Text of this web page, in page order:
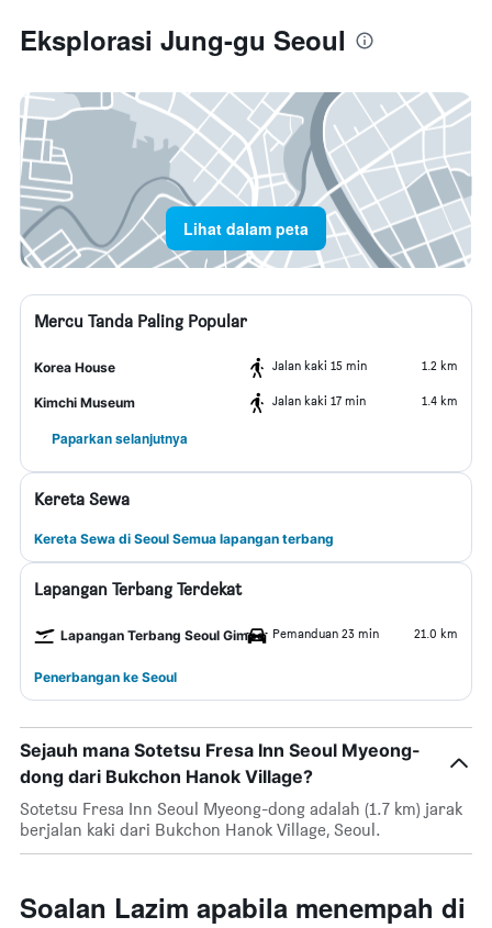
Eksplorasi Jung-gu Seoul
Lihat dalam peta
Mercu Tanda Paling Popular
Korea House Jalan kaki 15 min 1.2 km
Kimchi Museum Jalan kaki 17 min 1.4 km
Paparkan selanjutnya
Kereta Sewa
Kereta Sewa di Seoul Semua lapangan terbang
Lapangan Terbang Terdekat
Lapangan Terbang Seoul Gimpo Pemanduan 23 min 21.0 km
Penerbangan ke Seoul
Sejauh mana Sotetsu Fresa Inn Seoul Myeong-
dong dari Bukchon Hanok Village?
Sotetsu Fresa Inn Seoul Myeong-dong adalah (1.7 km) jarak
berjalan kaki dari Bukchon Hanok Village, Seoul.
Soalan Lazim apabila menempah di